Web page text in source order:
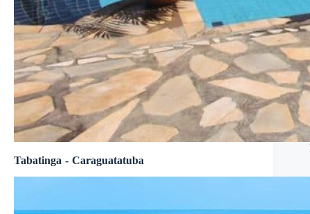
Tabatinga - Caraguatatuba